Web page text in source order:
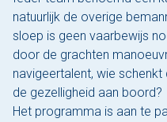
natuurlijk de overige
sloep is geen vaarbewijs
door de grachten
navigeertalent, wie
de gezelligheid aan boord?
Het programma is aan te